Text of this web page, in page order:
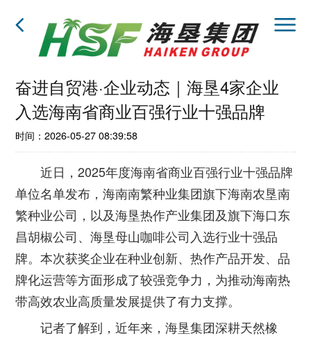
奋进自贸港·企业动态｜海垦4家企业
入选海南省商业百强行业十强品牌
时间：2026-05-27 08:39:58
近日，2025年度海南省商业百强行业十强品牌
单位名单发布，海南南繁种业集团旗下海南农垦南
繁种业公司，以及海垦热作产业集团及旗下海口东
昌胡椒公司、海垦母山咖啡公司入选行业十强品
牌。本次获奖企业在种业创新、热作产品开发、品
牌化运营等方面形成了较强竞争力，为推动海南热
带高效农业高质量发展提供了有力支撑。
记者了解到，近年来，海垦集团深耕天然橡